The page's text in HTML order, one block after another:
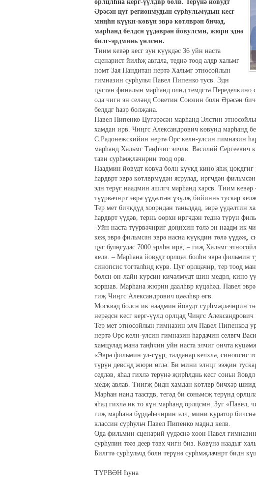
орлцлһна керг-үүлдвр болв. Терүнә йовудт
Әрәсән цуг регионмудын сурһульмудын кесг
миңһн күүкн-көвүн эврә көтлврән бичәд,
марһанд белдсн үүдәврән йовулсмн, жюри эднә
билг-эрдминь үнлсмн.
Тиим кевәр кесг зун күүкдәс 36 уйн наста
сценарист йилһҗ авгдла, теднә тоод алдр хальмг
номт Зая Пандитан нертә Хальмг этносойлын
гимназин сурһульч Павел Пипенко тусв. Эдн
цугтан финалын марһанд олнд темдгтә Переделкино
ода чигн эн селәнд Советин Союзин болн Әрәсән
белддг һазр болҗана.
Павел Пипенко Цугәрәсән марһанд Элстин
хамдан ирв. Чиңгс Александрович көвүнд марһанд
С.Радонежскийин нертә Орс келн-улсин гимназин
марһанд Хальмг Таңһчиг элчлв. Василий Сергеевич
тавн сурһмҗлачнрин тоод орв.
Наадмин йовудт көвүд болн күүкд кино яһҗ
һардврт эврә көтлврмүдән ясрулад, иргчдән
эдн терүг наадмин ашлгч марһанд харсв. Тиим
түүрвәчнрт эврә үүдәлтән үзүлҗ бийиннь тускар
Тер мет бичкдүд хоорндан таньлдад, эврә үүдәлтин
һардврт үүдәв, тернь өөрхн иргчдән теднә түрүн
-Уйн наста түүрвәчнриг дөңнхин төлә эн наадм ик
кеҗ эврә фильмсән эврә насна күүкдин төлә үүдәҗ,
цуг булңгудас 7000 эрлһн ирв, – гиҗ Хальмг
келв. – Марһана йовудт орлцач болһн эврә фильмин
синопсис тогталһнд күрв. Цуг орлцачнр, тер тоод
болсн он-лайн курсин кичәлмүдт шин медрл, кино
хоршав. Марһана жюрин даалһвр күцәһәд, Павел
гиҗ Чиңгс Александрович цәәлһвр өгв.
Москвад болсн ик наадмин йовудт сурһмҗлачнрин
нерәдсн кесг керг-үүлд орлцад Чиңгс
Тер мет этносойлын гимназин элч Павел Пипенкод
нертә Орс келн-улсин гимназин һардачин селвгч
хамцулад мана таңһчин уйн наста элчиг ончта
«Эврә фильмин ул-сүүр, талданар келхлә, синопсис
түрүн девсңд жюри өглә. Би мини элнцг ээҗин
седләв, яһад гихлә терүнә җирһлднь кесг соньн
медҗ авлав. Тиигҗ бидн хамдан көтлвр бичхәр
Марһан нанд таасгдв, тегәд би соньмсҗ терүнд
яһад гихлә ик то күн марһанд орлцсмн. Зуг «Павел,
гиҗ марһана бүрдәһәчнрин элч, мини куратор
классин сурһульч Павел Пипенко маднд келв.
Ода фильмин сценарий үүдәснә хөөн Павел
сурһулин тәәз деер тәвх чигн биз. Көвүнә наадыг
Билгтә сурһульчд болн терүнә сурһмҗлачнрт бидн
ТҮРВӘН Һуна